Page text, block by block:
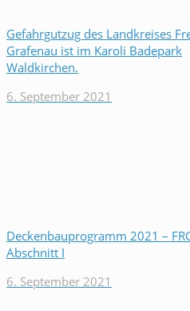
Gefahrgutzug des Landkreises
Grafenau ist im Karoli Badepark
Waldkirchen.
6. September 2021
Deckenbauprogramm 2021 –
Abschnitt I
6. September 2021